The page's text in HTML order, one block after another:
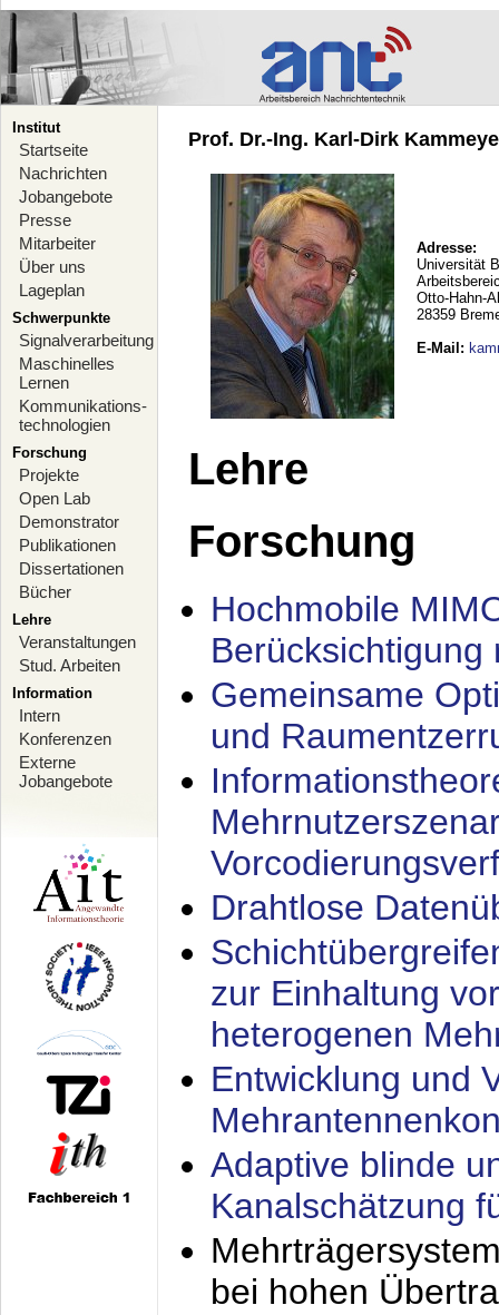
Institut
Startseite
Nachrichten
Jobangebote
Presse
Mitarbeiter
Über uns
Lageplan
Schwerpunkte
Signalverarbeitung
Maschinelles
Lernen
Kommunikations-
technologien
Forschung
Projekte
Open Lab
Demonstrator
Publikationen
Dissertationen
Bücher
Lehre
Veranstaltungen
Stud. Arbeiten
Information
Intern
Konferenzen
Externe
Jobangebote
Prof. Dr.-Ing. Karl-Dirk
Adresse:
Universität
Otto-Hahn-
28359
E-Mail :
Lehre
Forschung
Hochmobile
Berücksichtigung
Gemeinsame
und
Drahtlose
zur Einhaltung
heterogenen
Entwicklung und
Adaptive blinde
Kanalschätzung
bei hohen